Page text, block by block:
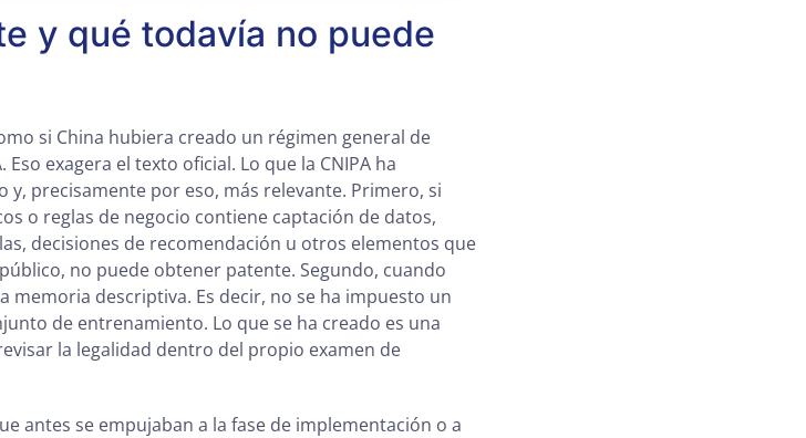
y qué todavía no puede
si China hubiera creado un régimen general de
exagera el texto oficial. Lo que la CNIPA ha
precisamente por eso, más relevante. Primero, si
o reglas de negocio contiene captación de datos,
decisiones de recomendación u otros elementos que
no puede obtener patente. Segundo, cuando
memoria descriptiva. Es decir, no se ha impuesto un
de entrenamiento. Lo que se ha creado es una
la legalidad dentro del propio examen de
antes se empujaban a la fase de implementación o a